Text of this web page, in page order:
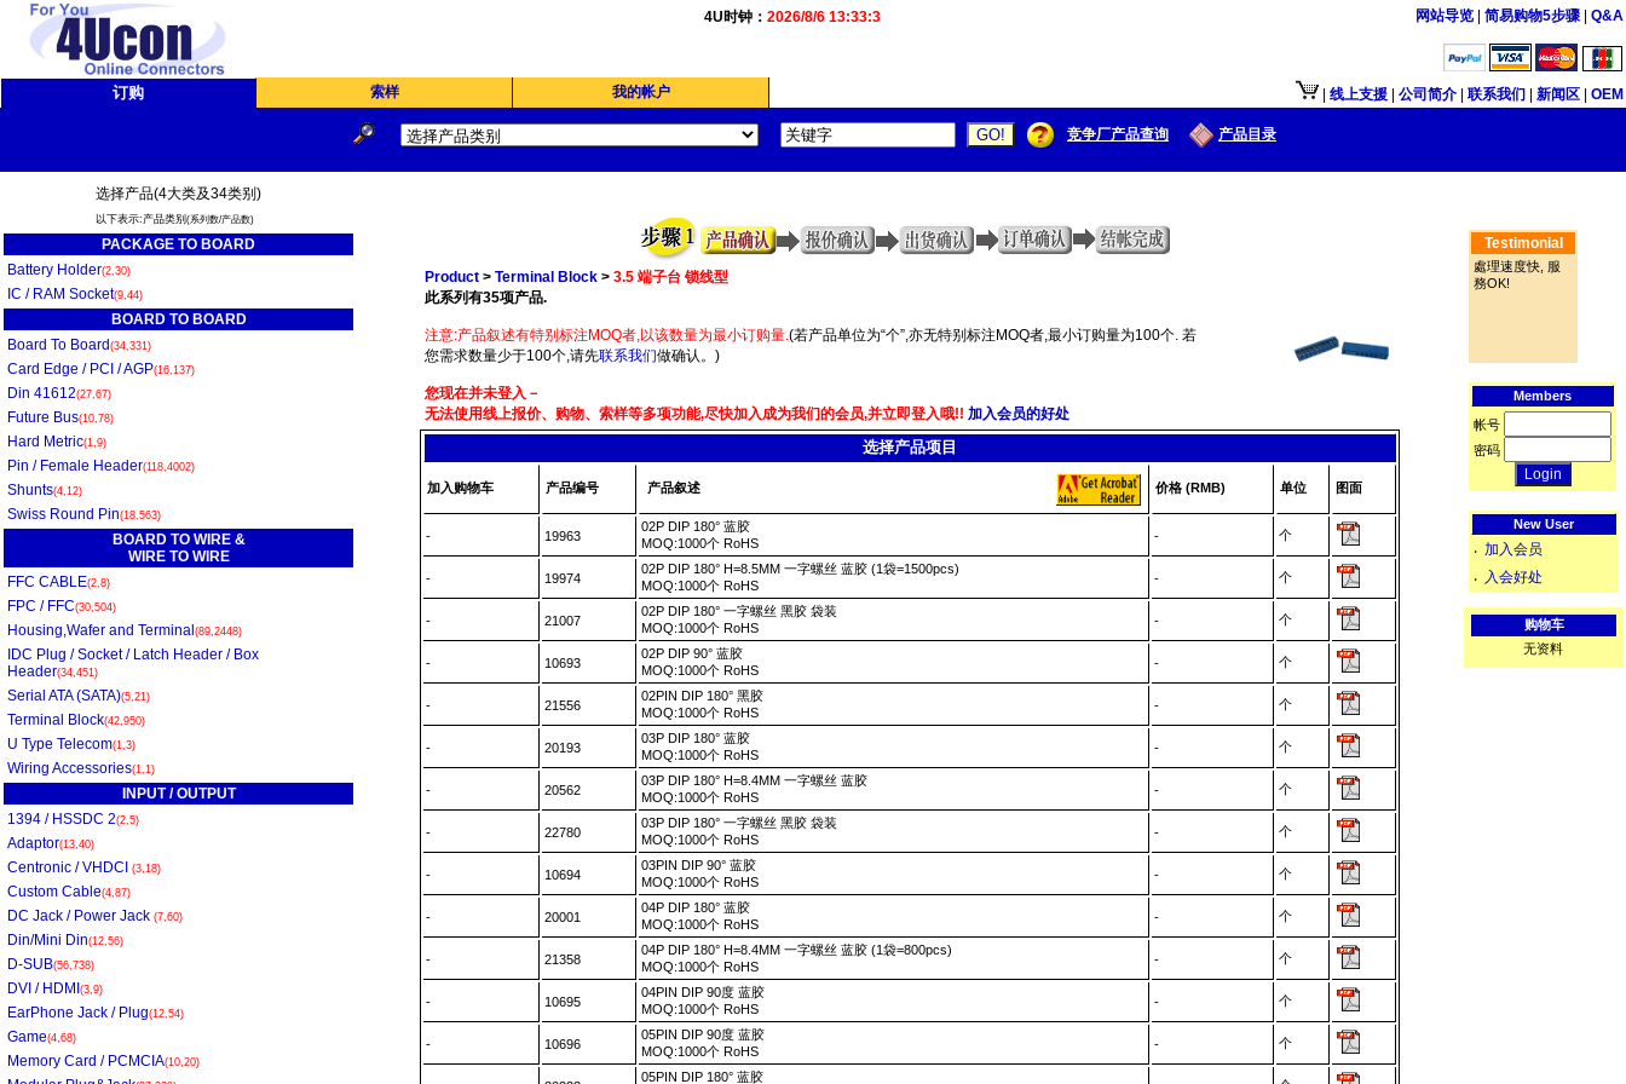
4U时钟： 2026/8/6 13:33:3 网站导览 简易购物5步骤 Q&A
订购 索样 我的帐户 线上支援 公司简介 联系我们 新闻区 OEM
竞争厂产品查询 产品目录
选择产品(4大类及34类别)
以下表示:产品类别 (系列数/产品数)
PACKAGE TO BOARD
Battery Holder(2,30)
IC / RAM Socket(9,44)
BOARD TO BOARD
Board To Board (34,331)
Card Edge / PCI / AGP(16,137)
Din 41612(27,67)
Future Bus(10,78)
Hard Metric(1,9)
Pin / Female Header(118,4002)
Shunts(4,12)
Swiss Round Pin(18,563)
BOARD TO WIRE &
WIRE TO WIRE
FFC CABLE(2,8)
FPC / FFC(30,504)
Housing,Wafer and Terminal (89,2448)
IDC Plug / Socket / Latch Header / Box
Header(34,451)
Serial ATA (SATA)(5,21)
Terminal Block(42,950)
U Type Telecom(1,3)
Wiring Accessories(1,1)
INPUT / OUTPUT
1394 / HSSDC 2(2,5)
Adaptor(13,40)
Centronic / VHDCI (3,18)
Custom Cable(4,87)
DC Jack / Power Jack (7,60)
Din/Mini Din(12,56)
D-SUB(56,738)
DVI / HDMI (3,9)
EarPhone Jack / Plug(12,54)
Game(4,68)
Memory Card / PCMCIA(10,20)
Product> Terminal Block> 3.5 端子台 锁线型
此系列有35项产品.
注意:产品叙述有特别标注MOQ者,以该数量为最小订购量.(若产品单位为“个”,亦无特别标注MOQ者,最小订购量为100个. 若
您需求数量少于100个,请先联系我们做确认。)
您现在并未登入－
无法使用线上报价、购物、索样等多项功能,尽快加入成为我们的会员,并立即登入哦!! 加入会员的好处
选择产品项目
加入购物车 产品编号 产品叙述 价格 (RMB) 单位 图面
- 19963
02P DIP 180° 蓝胶
MOQ:1000个 RoHS
- 个
- 19974
02P DIP 180° H=8.5MM 一字螺丝 蓝胶 (1袋=1500pcs)
MOQ:1000个 RoHS
- 个
- 21007
02P DIP 180° 一字螺丝 黑胶 袋装
MOQ:1000个 RoHS
- 个
- 10693
02P DIP 90° 蓝胶
MOQ:1000个 RoHS
- 个
- 21556
02PIN DIP 180° 黑胶
MOQ:1000个 RoHS
- 个
- 20193
03P DIP 180° 蓝胶
MOQ:1000个 RoHS
- 个
- 20562
03P DIP 180° H=8.4MM 一字螺丝 蓝胶
MOQ:1000个 RoHS
- 个
- 22780
03P DIP 180° 一字螺丝 黑胶 袋装
MOQ:1000个 RoHS
- 个
- 10694
03PIN DIP 90° 蓝胶
MOQ:1000个 RoHS
- 个
- 20001
04P DIP 180° 蓝胶
MOQ:1000个 RoHS
- 个
- 21358
04P DIP 180° H=8.4MM 一字螺丝 蓝胶 (1袋=800pcs)
MOQ:1000个 RoHS
- 个
- 10695
04PIN DIP 90度 蓝胶
MOQ:1000个 RoHS
- 个
- 10696
05PIN DIP 90度 蓝胶
MOQ:1000个 RoHS
- 个
05PIN DIP 180° 蓝胶
Testimonial
處理速度快, 服
務OK!
Members
帐号
密码
New User
‧ 加入会员
‧ 入会好处
购物车
无资料